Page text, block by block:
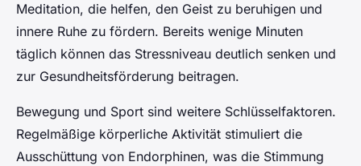
Meditation, die helfen, den Geist zu beruhigen und
innere Ruhe zu fördern. Bereits wenige Minuten
täglich können das Stressniveau deutlich senken und
zur Gesundheitsförderung beitragen.
Bewegung und Sport sind weitere Schlüsselfaktoren.
Regelmäßige körperliche Aktivität stimuliert die
Ausschüttung von Endorphinen, was die Stimmung